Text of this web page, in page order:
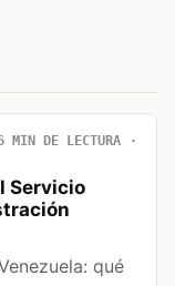
MIN DE LECTURA
Servicio
qué